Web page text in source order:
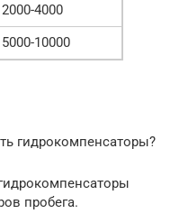
2000-4000
5000-10000
гидрокомпенсаторы?
пробега.